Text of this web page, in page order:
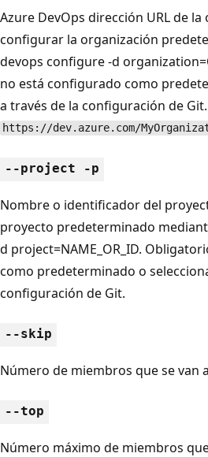
Azure DevOps dirección URL de
configurar la organización
devops configure -d
no está configurado como
a través de la configuración de
https://dev.azure.com/
--project -p
Nombre o identificador del
proyecto predeterminado
d project=NAME_OR_ID.
como predeterminado o
configuración de Git.
--skip
Número de miembros que se van
--top
Número máximo de miembros